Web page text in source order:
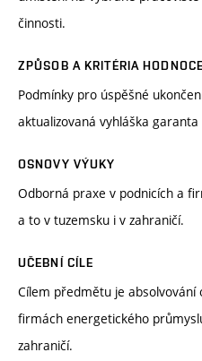
činnosti.
ZPŮSOB A KRITÉRIA
Podmínky pro úspěšné
aktualizovaná vyhláška
OSNOVY VÝUKY
Odborná praxe v podnicích a
a to v tuzemsku i v zahraničí.
UČEBNÍ CÍLE
Cílem předmětu je absolvování
firmách energetického
zahraničí.